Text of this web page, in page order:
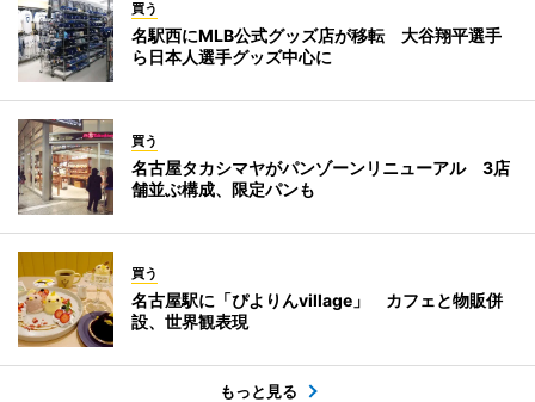
買う
名駅西にMLB公式グッズ店が移転 大谷翔平選手
ら日本人選手グッズ中心に
買う
名古屋タカシマヤがパンゾーンリニューアル 3店
舗並ぶ構成、限定パンも
買う
名古屋駅に「ぴよりんvillage」 カフェと物販併
設、世界観表現
もっと見る